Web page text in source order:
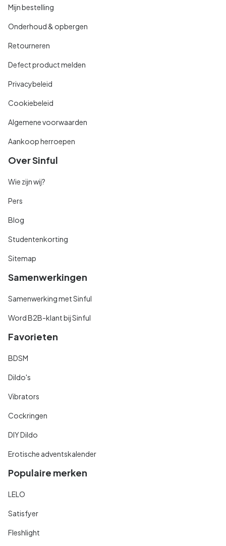
Mijn bestelling
Onderhoud & opbergen
Retourneren
Defect product melden
Privacybeleid
Cookiebeleid
Algemene voorwaarden
Aankoop herroepen
Over Sinful
Wie zijn wij?
Pers
Blog
Studentenkorting
Sitemap
Samenwerkingen
Samenwerking met Sinful
Word B2B-klant bij Sinful
Favorieten
BDSM
Dildo's
Vibrators
Cockringen
DIY Dildo
Erotische adventskalender
Populaire merken
LELO
Satisfyer
Fleshlight